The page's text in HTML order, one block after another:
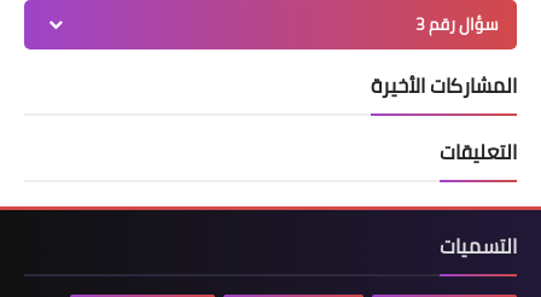
سؤال رقم 3
المشاركات الأخيرة
التعليقات
التسميات